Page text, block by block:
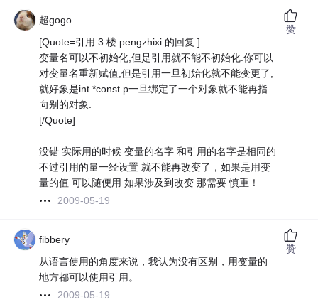
超gogo
[Quote=引用 3 楼 pengzhixi 的回复:]
变量名可以不初始化,但是引用就不能不初始化.你可以
对变量名重新赋值,但是引用一旦初始化就不能变更了,
就好象是int *const p一旦绑定了一个对象就不能再指
向别的对象.
[/Quote]
没错 实际用的时候 变量的名字 和引用的名字是相同的
不过引用的量一经设置 就不能再改变了，如果是用变
量的值 可以随便用 如果涉及到改变 那需要 慎重！
2009-05-19
赞
fibbery
从语言使用的角度来说，我认为没有区别，用变量的
地方都可以使用引用。
2009-05-19
赞